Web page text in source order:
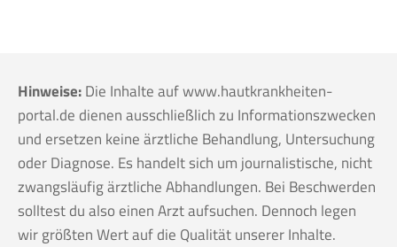
Hinweise:Die Inhalte auf www.hautkrankheiten-
portal.de dienen ausschließlich zu Informationszwecken
und ersetzen keine ärztliche Behandlung, Untersuchung
oder Diagnose. Es handelt sich um journalistische, nicht
zwangsläufig ärztliche Abhandlungen. Bei Beschwerden
solltest du also einen Arzt aufsuchen. Dennoch legen
wir größten Wert auf die Qualität unserer Inhalte.